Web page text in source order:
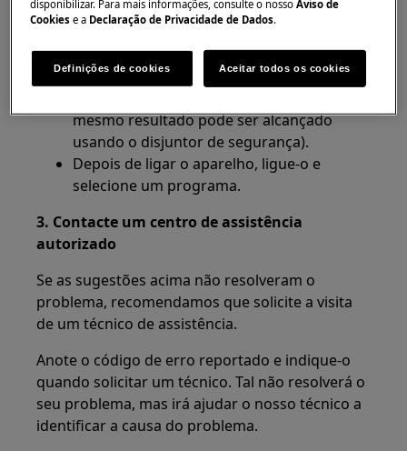
Retire a ficha da tomada, aguarde 30
mesmo resultado pode ser alcançado
usando o disjuntor de segurança).
Depois de ligar o aparelho, ligue-o e
selecione um programa.
3. Contacte um centro de assistência
autorizado
Se as sugestões acima não resolveram o
problema, recomendamos que solicite a visita
de um técnico de assistência.
Anote o código de erro reportado e indique-o
quando solicitar um técnico. Tal não resolverá o
seu problema, mas irá ajudar o nosso técnico a
identificar a causa do problema.
disponibilizar. Para mais informações, consulte o nossoAviso de
Cookies e a Declaração de Privacidade de Dados.
Definições de cookies Aceitar todos os cookies